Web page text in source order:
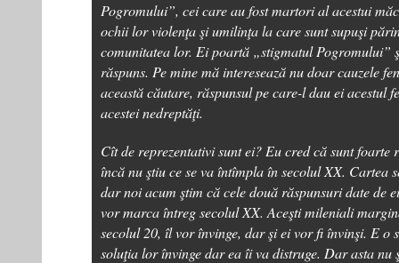
Pogromului”, cei care au fost martori al acestui
ochii lor violenţa şi umilinţa la care sunt supuşi
comunitatea lor. Ei poartă „stigmatul Pogromului”
răspuns. Pe mine mă interesează nu doar cauzele
această căutare, răspunsul pe care-l dau ei acestul
acestei nedreptăţi.
Cît de reprezentativi sunt ei? Eu cred că sunt foarte
încă nu ştiu ce se va întîmpla în secolul XX. Cartea
dar noi acum ştim că cele două răspunsuri date de
vor marca întreg secolul XX. Aceşti mileniali
secolul 20, îl vor învinge, dar şi ei vor fi învinşi. E o
soluţia lor învinge dar ea îi va distruge. Dar asta nu